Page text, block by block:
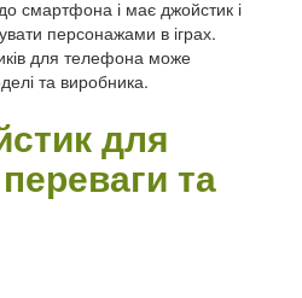
смартфона і має джойстик і
персонажами в іграх.
для телефона може
та виробника.
для
та